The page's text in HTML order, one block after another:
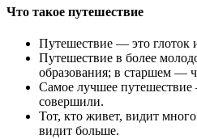
Что такое путешествие
Путешествие — это глоток
Путешествие в более
образования; в старшем —
Самое лучшее
совершили.
Тот, кто живет, видит
видит больше.